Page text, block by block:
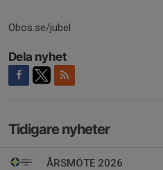
Obos.se/jubel
Dela nyhet
Tidigare nyheter
ÅRSMÖTE 2026